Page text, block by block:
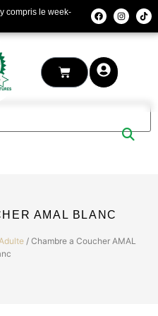
compris le week-
AMAL BLANC
/ Chambre a Coucher AMAL